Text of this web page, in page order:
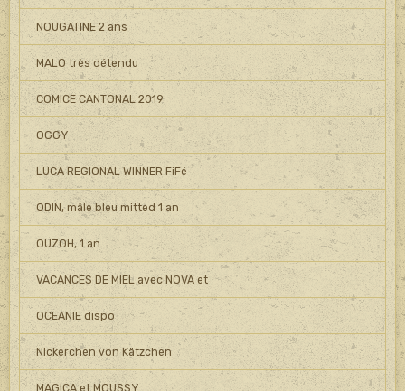
NOUGATINE 2 ans
MALO très détendu
COMICE CANTONAL 2019
OGGY
LUCA REGIONAL WINNER FiFé
ODIN, mâle bleu mitted 1 an
OUZOH, 1 an
VACANCES DE MIEL avec NOVA et
OCEANIE dispo
Nickerchen von Kätzchen
MAGICA et MOUSSY